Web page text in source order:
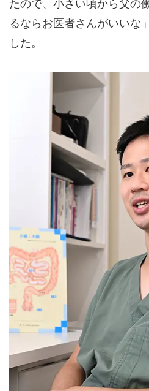
たので、小さい頃から父の
るならお医者さんがいいな
した。